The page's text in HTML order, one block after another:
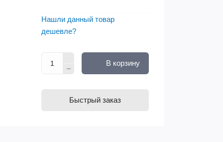
Нашли данный товар
дешевле?
В корзину
Быстрый заказ